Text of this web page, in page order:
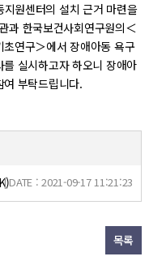
원센터의 설치 근거 마련을
과 한국보건사회연구원의＜
연구＞에서 장애아동 욕구
실시하고자 하오니 장애아
부탁드립니다.
DATE : 2021-09-17 11:21:23
목록